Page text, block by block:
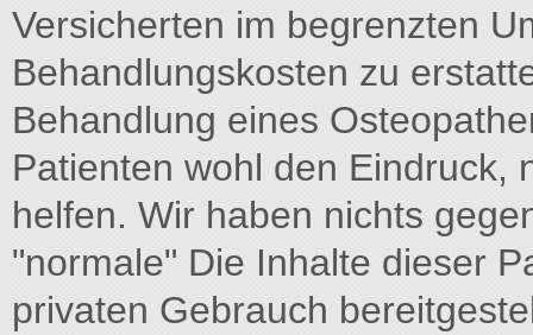
Versicherten im begrenzten
Behandlungskosten zu
Behandlung eines
Patienten wohl den Eindruck,
helfen. Wir haben nichts
"normale" Die Inhalte dieser
privaten Gebrauch